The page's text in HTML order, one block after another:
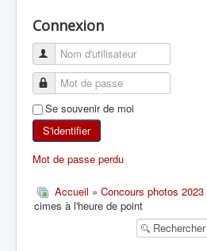
ALPINISME
SKI DE RANDONNÉE
RANDONNÉE PÉDESTRE
RANDONNÉE SPORTIVE
Connexion
Se souvenir de moi
S'identifier
Mot de passe perdu
Accueil » Concours photos 2023
cimes à l'heure de point